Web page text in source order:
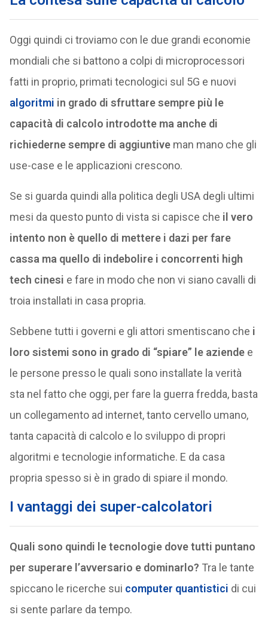
Oggi quindi ci troviamo con le due grandi economie
mondiali che si battono a colpi di microprocessori
fatti in proprio, primati tecnologici sul 5G e nuovi
algoritmi in grado di sfruttare sempre più le
capacità di calcolo introdotte ma anche di
richiederne sempre di aggiuntiveman mano che gli
use-case e le applicazioni crescono.
Se si guarda quindi alla politica degli USA degli ultimi
mesi da questo punto di vista si capisce che il vero
intento non è quello di mettere i dazi per fare
cassa ma quello di indebolire i concorrenti high
tech cinesi e fare in modo che non vi siano cavalli di
troia installati in casa propria.
Sebbene tutti i governi e gli attori smentiscano che i
loro sistemi sono in grado di “spiare” le aziendee
le persone presso le quali sono installate la verità
sta nel fatto che oggi, per fare la guerra fredda, basta
un collegamento ad internet, tanto cervello umano,
tanta capacità di calcolo e lo sviluppo di propri
algoritmi e tecnologie informatiche. E da casa
propria spesso si è in grado di spiare il mondo.
I vantaggi dei super-calcolatori
Quali sono quindi le tecnologie dove tutti puntano
per superare l’avversario e dominarlo? Tra le tante
spiccano le ricerche sui computer quantistici di cui
si sente parlare da tempo.